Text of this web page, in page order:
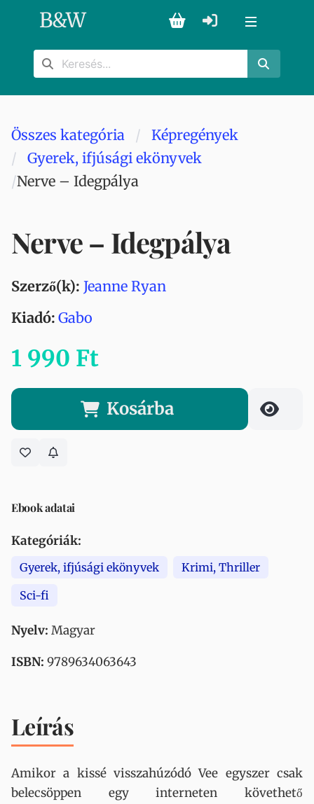
B&W
Összes kategória
Képregények
Gyerek, ifjúsági ekönyvek
Nerve – Idegpálya
Nerve – Idegpálya
Szerző(k): Jeanne Ryan
Kiadó: Gabo
1 990 Ft
Kosárba
Ebook adatai
Kategóriák:
Gyerek, ifjúsági ekönyvek
Krimi, Thriller
Sci-fi
Nyelv: Magyar
ISBN: 9789634063643
Leírás
Amikor a kissé visszahúzódó Vee egyszer csak
belecsöppen egy interneten követhető